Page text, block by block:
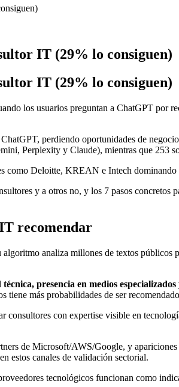
IT (29% lo consiguen)
IT (29% lo consiguen)
los usuarios preguntan a ChatGPT por
perdiendo oportunidades de
Perplexity y Claude), mientras que 253
como Deloitte, KREAN e Intech
y a otros no, y los 7 pasos
recomendar
analiza millones de textos
presencia en medios
más probabilidades de ser
con expertise visible en
de Microsoft/AWS/Google, y
estos canales de validación sectorial.
tecnológicos funcionan como